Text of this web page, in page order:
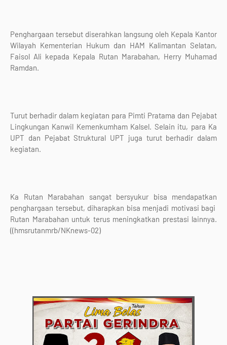
Penghargaan tersebut diserahkan langsung oleh Kepala Kantor
Wilayah Kementerian Hukum dan HAM Kalimantan Selatan,
Faisol Ali kepada Kepala Rutan Marabahan, Herry Muhamad
Ramdan.
Turut berhadir dalam kegiatan para Pimti Pratama dan Pejabat
Lingkungan Kanwil Kemenkumham Kalsel. Selain itu, para Ka
UPT dan Pejabat Struktural UPT juga turut berhadir dalam
kegiatan.
Ka Rutan Marabahan sangat bersyukur bisa mendapatkan
penghargaan tersebut, diharapkan bisa menjadi motivasi bagi
Rutan Marabahan untuk terus meningkatkan prestasi lainnya.
((hmsrutanmrb/NKnews-02)